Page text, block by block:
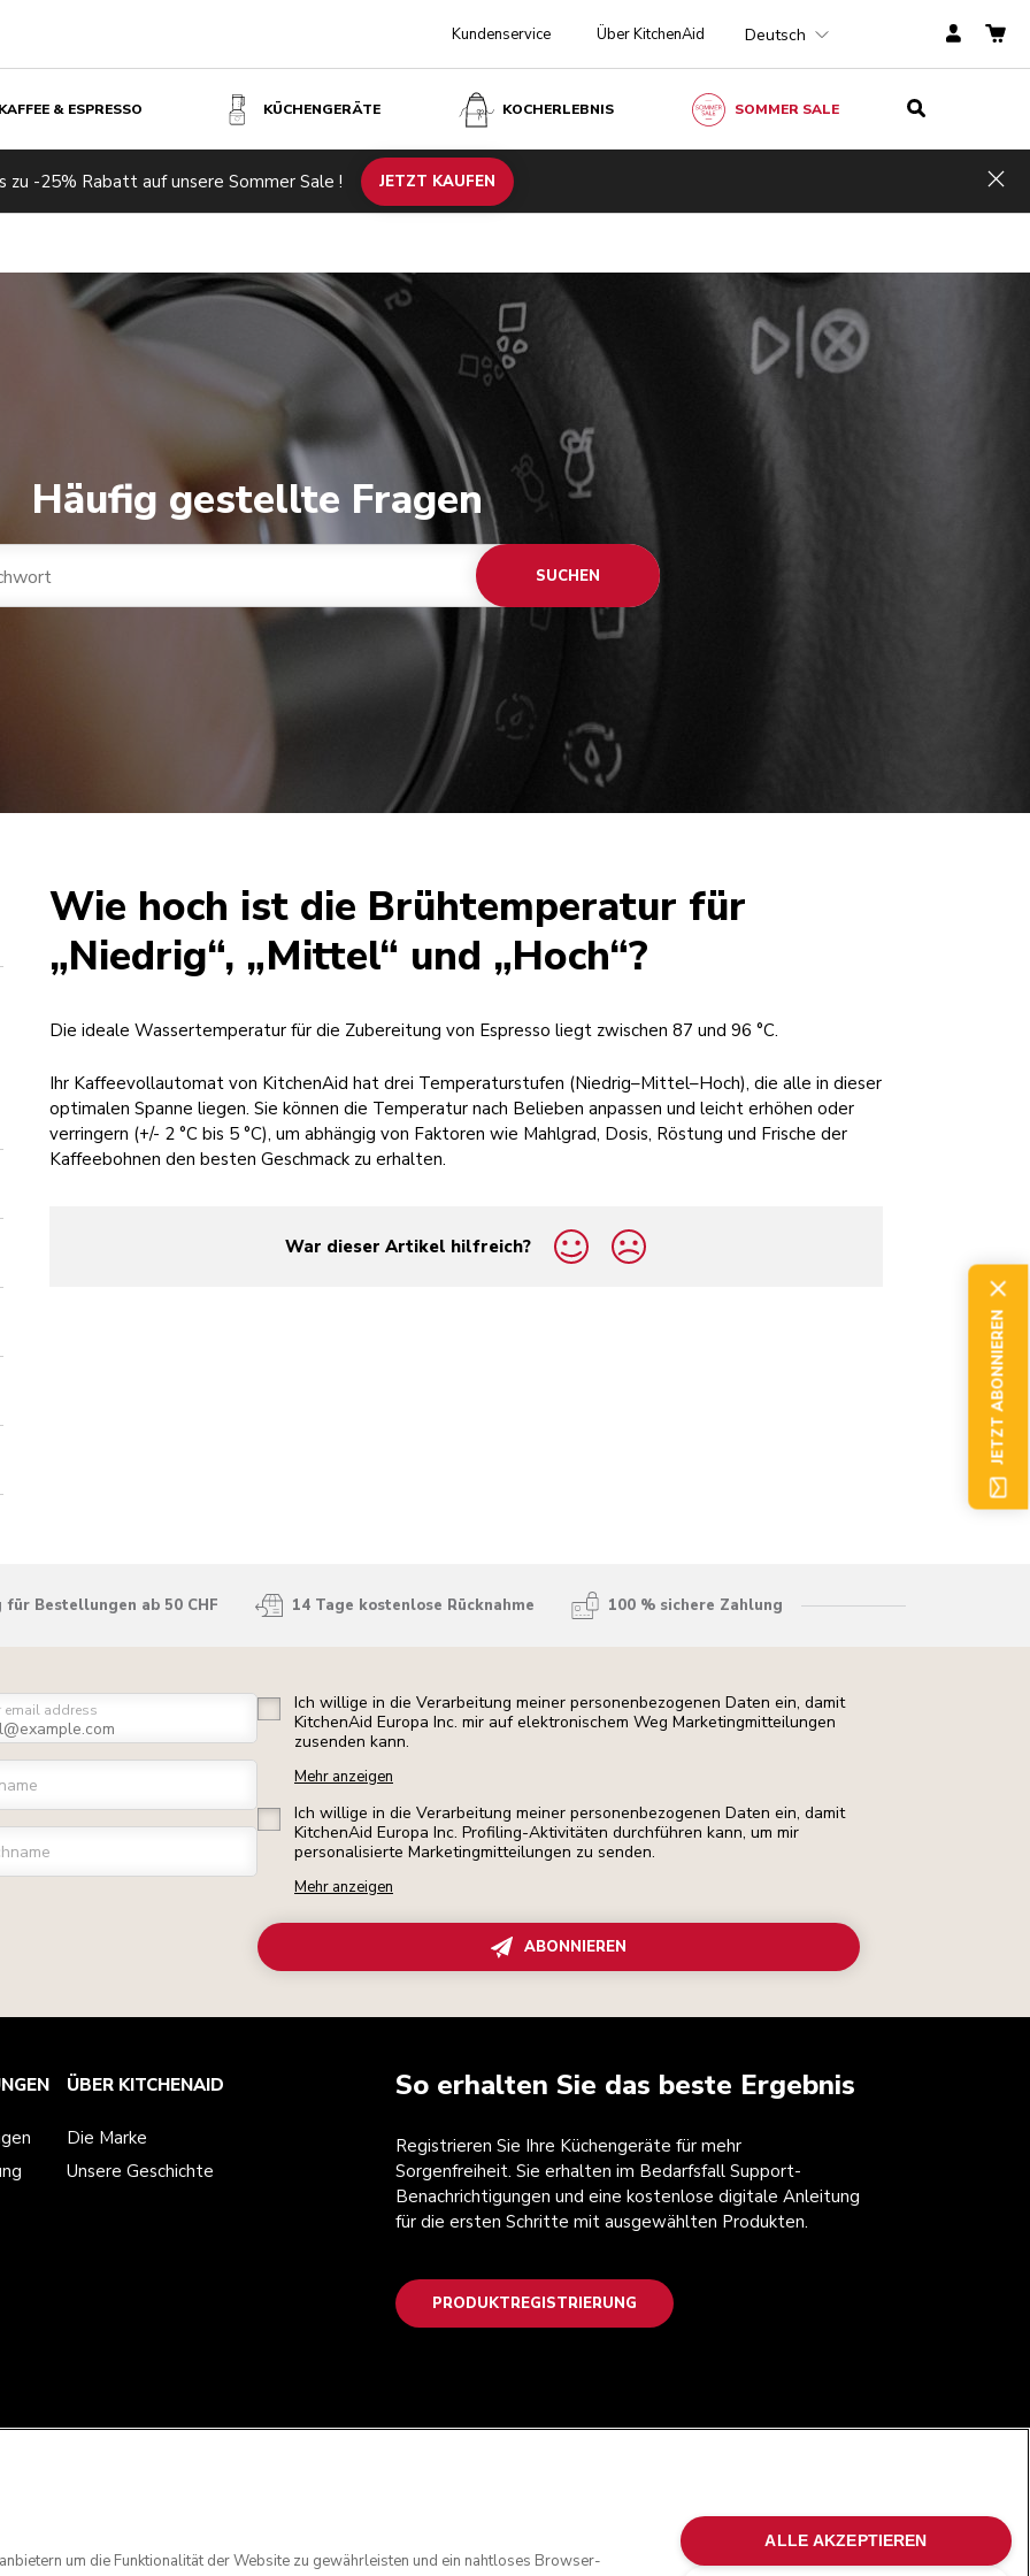
Kundenservice Über KitchenAid Deutsch
KAFFEE & ESPRESSO KÜCHENGERÄTE KOCHERLEBNIS SOMMER SALE
zu -25% Rabatt auf unsere Sommer Sale ! JETZT KAUFEN
Häufig gestellte Fragen
SUCHEN
Wie hoch ist die Brühtemperatur für
„Niedrig“, „Mittel“ und „Hoch“?
Die ideale Wassertemperatur für die Zubereitung von Espresso liegt zwischen 87 und 96 °C.
Ihr Kaffeevollautomat von KitchenAid hat drei Temperaturstufen (Niedrig–Mittel–Hoch), die alle in dieser
optimalen Spanne liegen. Sie können die Temperatur nach Belieben anpassen und leicht erhöhen oder
verringern (+/- 2 °C bis 5 °C), um abhängig von Faktoren wie Mahlgrad, Dosis, Röstung und Frische der
Kaffeebohnen den besten Geschmack zu erhalten.
War dieser Artikel hilfreich?
yes
no
Bestellungen ab 50 CHF 14 Tage kostenlose Rücknahme 100 % sichere Zahlung
email address
Ich willige in die Verarbeitung meiner personenbezogenen Daten ein, damit
KitchenAid Europa Inc. mir auf elektronischem Weg Marketingmitteilungen
zusenden kann.
Mehr anzeigen
Ich willige in die Verarbeitung meiner personenbezogenen Daten ein, damit
KitchenAid Europa Inc. Profiling-Aktivitäten durchführen kann, um mir
personalisierte Marketingmitteilungen zu senden.
Mehr anzeigen
ABONNIEREN
So erhalten Sie das beste Ergebnis
Registrieren Sie Ihre Küchengeräte für mehr
Sorgenfreiheit. Sie erhalten im Bedarfsfall Support-
Benachrichtigungen und eine kostenlose digitale Anleitung
für die ersten Schritte mit ausgewählten Produkten.
PRODUKTREGISTRIERUNG
ÜBER KITCHENAID
Die Marke
Unsere Geschichte
JETZT ABONNIEREN
um die Funktionalität der Website zu gewährleisten und ein nahtloses Browser-
ALLE AKZEPTIEREN